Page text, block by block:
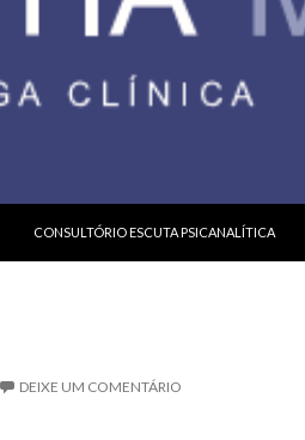
CONSULTÓRIO ESCUTA PSICANALÍTICA
DEIXE UM COMENTÁRIO